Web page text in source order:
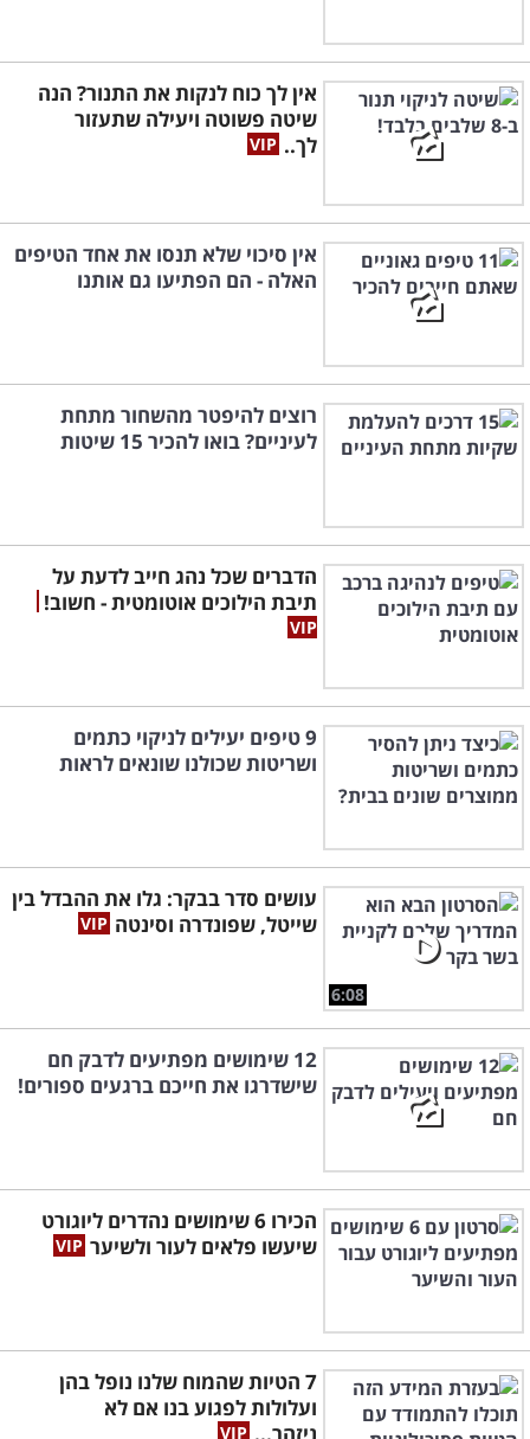
אין לך כוח לנקות את התנור? הנה
שיטה פשוטה ויעילה שתעזור
לך..
אין סיכוי שלא תנסו את אחד הטיפים
האלה - הם הפתיעו גם אותנו
רוצים להיפטר מהשחור מתחת
לעיניים? בואו להכיר 15 שיטות
הדברים שכל נהג חייב לדעת על
תיבת הילוכים אוטומטית - חשוב!
9 טיפים יעילים לניקוי כתמים
ושריטות שכולנו שונאים לראות
6:08
עושים סדר בבקר: גלו את ההבדל בין
שייטל, שפונדרה וסינטה
12 שימושים מפתיעים לדבק חם
שישדרגו את חייכם ברגעים ספורים!
הכירו 6 שימושים נהדרים ליוגורט
שיעשו פלאים לעור ולשיער
7 הטיות שהמוח שלנו נופל בהן
ועלולות לפגוע בנו אם לא